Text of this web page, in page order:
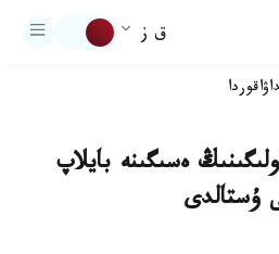
ق ز
اقوردا
ەسىگىنە بايلاپ
ۇستالدى